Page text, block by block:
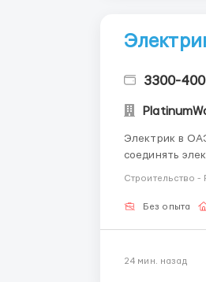
3300-
Электрик в ОАЭ ⚡ Обязаности: 🔌 Монтаж электропроводки –
соединять
Строительство -
Без опыта
24 мин. назад